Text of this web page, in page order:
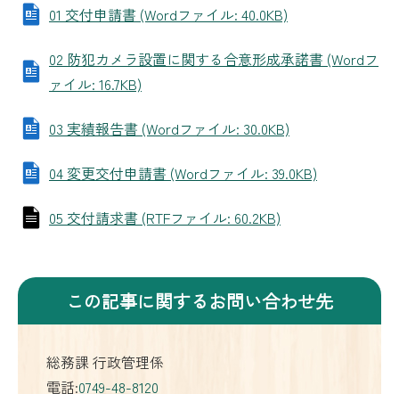
01 交付申請書 (Wordファイル: 40.0KB)
02 防犯カメラ設置に関する合意形成承諾書 (Wordフ
ァイル: 16.7KB)
03 実績報告書 (Wordファイル: 30.0KB)
04 変更交付申請書 (Wordファイル: 39.0KB)
05 交付請求書 (RTFファイル: 60.2KB)
この記事に関するお問い合わせ先
総務課 行政管理係
電話:0749-48-8120